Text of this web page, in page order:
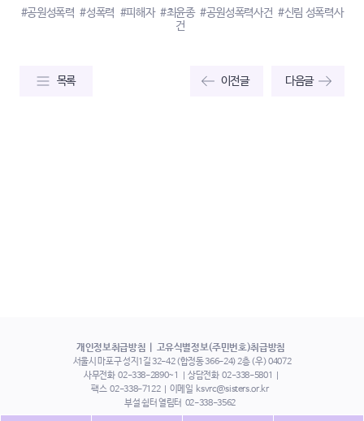
#공원성폭력 #성폭력 #피해자 #최윤종 #공원성폭력사건 #신림 성폭력사
건
목록 이전글 다음글
개인정보취급방침 고유식별정보(주민번호)취급방침
서울시 마포구 성지1길 32-42 (합정동 366-24) 2층 (우) 04072
사무전화 02-338-2890~1 상담전화 02-338-5801
팩스 02-338-7122 이메일 ksvrc@sisters.or.kr
부설 쉼터 열림터 02-338-3562